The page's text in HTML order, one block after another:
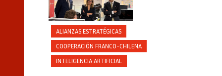
ALIANZAS ESTRATÉGICAS
COOPERACIÓN FRANCO-CHILENA
INTELIGENCIA ARTIFICIAL